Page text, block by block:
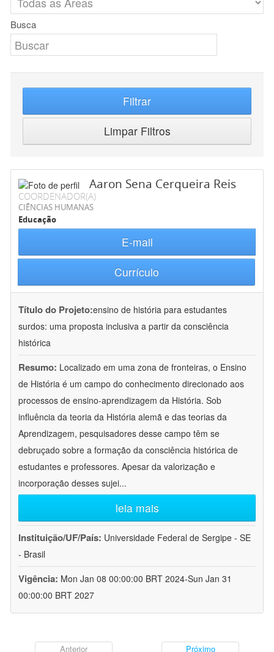
Busca
Filtrar
Limpar Filtros
Aaron Sena Cerqueira Reis
COORDENADOR(A)
CIÊNCIAS HUMANAS
Educação
E-mail
Currículo
Título do Projeto:ensino de história para estudantes
surdos: uma proposta inclusiva a partir da consciência
histórica
Resumo: Localizado em uma zona de fronteiras, o Ensino
de História é um campo do conhecimento direcionado aos
processos de ensino-aprendizagem da História. Sob
influência da teoria da História alemã e das teorias da
Aprendizagem, pesquisadores desse campo têm se
debruçado sobre a formação da consciência histórica de
estudantes e professores. Apesar da valorização e
incorporação desses sujei...
leia mais
Instituição/UF/País: Universidade Federal de Sergipe - SE
- Brasil
Vigência: Mon Jan 08 00:00:00 BRT 2024-Sun Jan 31
00:00:00 BRT 2027
Anterior Próximo